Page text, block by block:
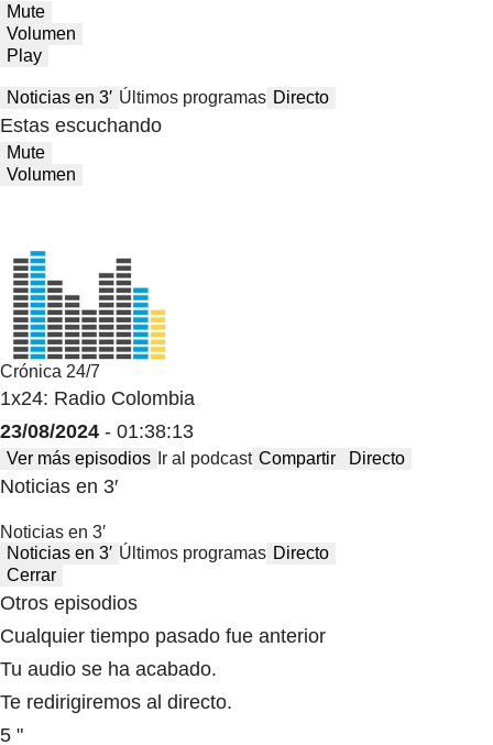
Mute
Volumen
Play
Noticias en 3′ Últimos programas Directo
Estas escuchando
Mute
Volumen
Crónica 24/7
1x24: Radio Colombia
23/08/2024 - 01:38:13
Ver más episodios Ir al podcast Compartir Directo
Noticias en 3′
Noticias en 3′
Noticias en 3′ Últimos programas Directo
Cerrar
Otros episodios
Cualquier tiempo pasado fue anterior
Tu audio se ha acabado.
Te redirigiremos al directo.
5 "